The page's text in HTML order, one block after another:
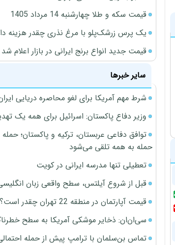
قیمت سکه و طلا چهارشنبه 14 مرداد 1405
یک پرس زرشک‌پلو با مرغ نذری چقدر هزینه
قیمت جدید انواع برنج ایرانی در بازار اعلام شد 1405/05/12
سایر خبرها
شرط مهم آمریکا برای لغو محاصره دریایی
وزیر دفاع پاکستان: اسرائیل برای همه یک
توافق دفاعی عربستان، ترکیه و پاکستان؛
حمله به همه تلقی می‌شود
تعطیلی تنها مدرسه ایرانی در کویت
قبل از شروع آیلتس، سطح واقعی زبان
قیمت آپارتمان در منطقه 22 تهران چقدر است؟
سی‌ان‌ان: ذخایر موشکی آمریکا به سطح
تماس بن‌سلمان با ترامپ پیش از حمله احتمالی